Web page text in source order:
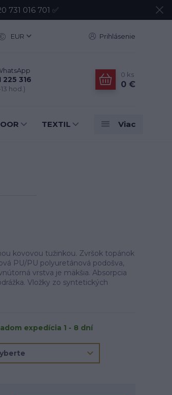
731 016 701 ✅
EUR Prihlásenie
225 316
hod.)
0 ks
0 €
TEXTIL Viac
kovovou tužinkou. Zvršok topánok
PU/PU polyuretánová podošva,
vrstva je mäkšia. Absorpcia
Vložky zo syntetických
expedícia 1 - 8 dní